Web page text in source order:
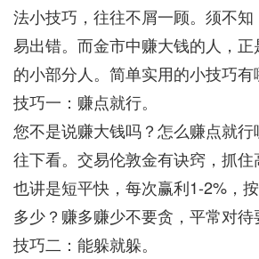
法小技巧，往往不屑一顾。须不
易出错。而金市中赚大钱的人，
的小部分人。简单实用的小技巧有
技巧一：赚点就行。
您不是说赚大钱吗？怎么赚点就
往下看。交易伦敦金有诀窍，抓
也讲是短平快，每次赢利1-2%，
多少？赚多赚少不要贪，平常对待
技巧二：能躲就躲。